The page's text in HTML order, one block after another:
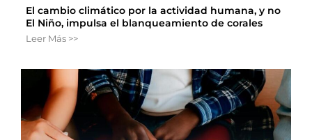
El cambio climático por la actividad humana, y no
El Niño, impulsa el blanqueamiento de corales
Leer Más >>